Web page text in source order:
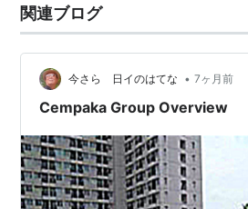
関連ブログ
今さら 日イのはてな • 7ヶ月前
Cempaka Group Overview